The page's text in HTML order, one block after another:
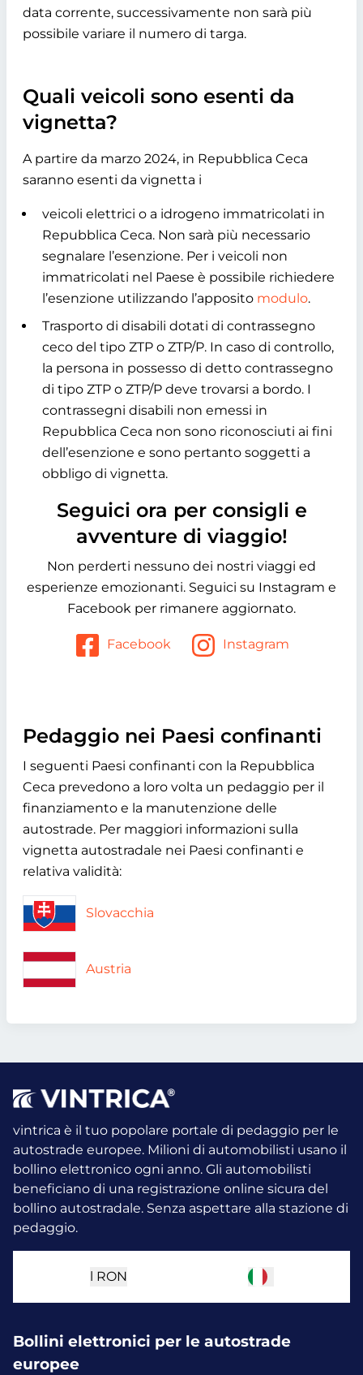
data corrente, successivamente non sarà più
possibile variare il numero di targa.
Quali veicoli sono esenti da
vignetta?
A partire da marzo 2024, in Repubblica Ceca
saranno esenti da vignetta i
veicoli elettrici o a idrogeno immatricolati in
Repubblica Ceca. Non sarà più necessario
segnalare l’esenzione. Per i veicoli non
immatricolati nel Paese è possibile richiedere
l’esenzione utilizzando l’apposito modulo.
Trasporto di disabili dotati di contrassegno
ceco del tipo ZTP o ZTP/P. In caso di controllo,
la persona in possesso di detto contrassegno
di tipo ZTP o ZTP/P deve trovarsi a bordo. I
contrassegni disabili non emessi in
Repubblica Ceca non sono riconosciuti ai fini
dell’esenzione e sono pertanto soggetti a
obbligo di vignetta.
Seguici ora per consigli e
avventure di viaggio!
Non perderti nessuno dei nostri viaggi ed
esperienze emozionanti. Seguici su Instagram e
Facebook per rimanere aggiornato.
Facebook Instagram
Pedaggio nei Paesi confinanti
I seguenti Paesi confinanti con la Repubblica
Ceca prevedono a loro volta un pedaggio per il
finanziamento e la manutenzione delle
autostrade. Per maggiori informazioni sulla
vignetta autostradale nei Paesi confinanti e
relativa validità:
Slovacchia
Austria
vintrica è il tuo popolare portale di pedaggio per le
autostrade europee. Milioni di automobilisti usano il
bollino elettronico ogni anno. Gli automobilisti
beneficiano di una registrazione online sicura del
bollino autostradale. Senza aspettare alla stazione di
pedaggio.
l RON
Bollini elettronici per le autostrade
europee